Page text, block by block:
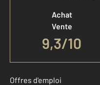
Achat
Vente
9,3/10
Offres d'emploi